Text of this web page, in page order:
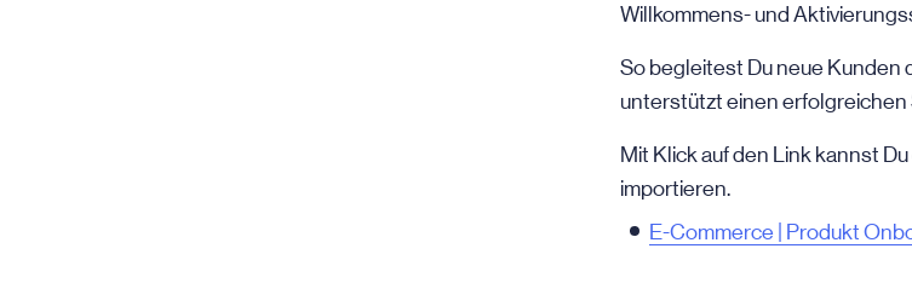
Willkommens- und
So begleitest Du neue Kunden
unterstützt einen erfolgreichen
Mit Klick auf den Link kannst
importieren.
E-Commerce | Produkt